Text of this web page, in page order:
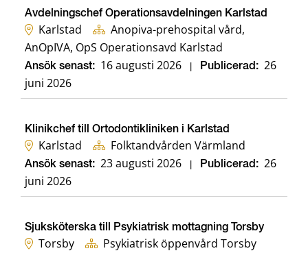
Avdelningschef Operationsavdelningen Karlstad
Karlstad
Anopiva-prehospital vård,
AnOpIVA, OpS Operationsavd Karlstad
Ansök senast: 16 augusti 2026 Publicerad: 26
juni 2026
Klinikchef till Ortodontikliniken i Karlstad
Karlstad Folktandvården Värmland
Ansök senast: 23 augusti 2026 Publicerad: 26
juni 2026
Sjuksköterska till Psykiatrisk mottagning Torsby
Torsby Psykiatrisk öppenvård Torsby